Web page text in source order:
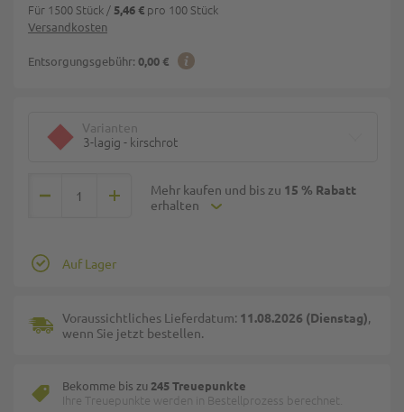
Versandkosten
Entsorgungsgebühr: 0,00 €
Für 1500 Stück / 5,46 € pro 100 Stück
Varianten
3-lagig - kirschrot
Mehr kaufen und bis zu 15 % Rabatt
erhalten
Auf Lager
Voraussichtliches Lieferdatum: 11.08.2026 (Dienstag),
wenn Sie jetzt bestellen.
Bekomme bis zu 245 Treuepunkte
Ihre Treuepunkte werden in Bestellprozess berechnet.